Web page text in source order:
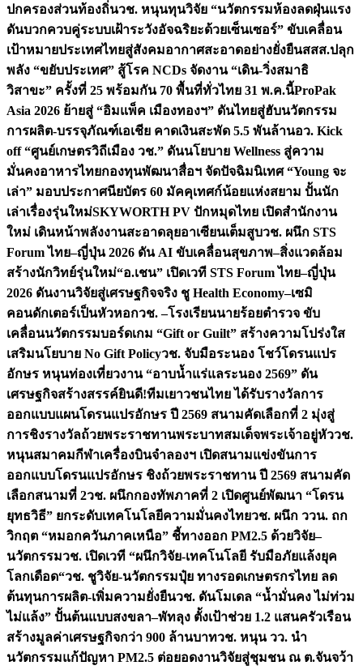
ปกครองส่วนท้องถิ่นวช. หนุนทุนวิจัย “นวัตกรรมห้องลดฝุ่นแรง
ดันบวกควบคู่ระบบเฝ้าระวังอัจฉริยะด้วยเซ็นเซอร์” ขับเคลื่อน
เป้าหมายประเทศไทยสู่สังคมอากาศสะอาดอย่างยั่งยืนสสส.ปลุก
พลัง “ขยับประเทศ” สู้โรค NCDs จัดงาน “เดิน-วิ่งสมาธิ
วิสาขะ” ครั้งที่ 25 พร้อมกัน 70 พื้นที่ทั่วไทย 31 พ.ค.นี้ProPak
Asia 2026 ย้ายสู่ “อิมแพ็ค เมืองทองฯ” ดันไทยสู่ฮับนวัตกรรม
การผลิต-บรรจุภัณฑ์เอเชีย คาดเงินสะพัด 5.5 พันล้านอว. Kick
off “ศูนย์เกษตรวิถีเมือง วช.” ดันนโยบาย Wellness สู่ความ
มั่นคงอาหารไทยกองทุนพัฒนาสื่อฯ จัดปัจฉิมนิเทศ “Young จะ
เล่า” มอบประกาศนียบัตร 60 มัคคุเทศก์น้อยแห่งสยาม ปั้นนัก
เล่าเรื่องรุ่นใหม่SKYWORTH PV ปักหมุดไทย เปิดสำนักงาน
ใหม่ เดินหน้าพลังงานสะอาดลุยอาเซียนเต็มสูบวช. ผนึก STS
Forum ไทย–ญี่ปุ่น 2026 ดัน AI ขับเคลื่อนสุขภาพ–สิ่งแวดล้อม
สร้างนักวิทย์รุ่นใหม่“อ.เชน” เปิดเวที STS Forum ไทย–ญี่ปุ่น
2026 ดันงานวิจัยสู่เศรษฐกิจจริง ชู Health Economy–เซมิ
คอนดักเตอร์เป็นหัวหอกวช. –โรงเรียนนายร้อยตำรวจ ขับ
เคลื่อนนวัตกรรมบอร์ดเกม “Gift or Guilt” สร้างความโปร่งใส
เสริมนโยบาย No Gift Policyวช. จับมือระนอง โชว์โดรนแปร
อักษร หนุนท่องเที่ยวงาน “อาบน้ำแร่แลระนอง 2569” ดัน
เศรษฐกิจสร้างสรรค์ยินดี!ทีมเยาวชนไทย ได้รับรางวัลการ
ออกแบบแผนโดรนแปรอักษร ปี 2569 สนามคัดเลือกที่ 2 มุ่งสู่
การชิงรางวัลถ้วยพระราชทานพระบาทสมเด็จพระเจ้าอยู่หัววช.
หนุนสมาคมกีฬาเครื่องบินจำลองฯ เปิดสนามแข่งขันการ
ออกแบบโดรนแปรอักษร ชิงถ้วยพระราชทาน ปี 2569 สนามคัด
เลือกสนามที่ 2วช. ผนึกกองทัพภาคที่ 2 เปิดศูนย์พัฒนา “โดรน
ยุทธวิธี” ยกระดับเทคโนโลยีความมั่นคงไทยวช. ผนึก ววน. ถก
วิกฤต “หมอกควันภาคเหนือ” ชี้ทางออก PM2.5 ด้วยวิจัย–
นวัตกรรมวช. เปิดเวที “ผนึกวิจัย-เทคโนโลยี รับมือภัยแล้งยุค
โลกเดือด“วช. ชูวิจัย-นวัตกรรมปุ๋ย ทางรอดเกษตรกรไทย ลด
ต้นทุนการผลิต-เพิ่มความยั่งยืนวช. ดันโมเดล “น้ำมั่นคง ไม่ท่วม
ไม่แล้ง” ปั้นต้นแบบสงขลา–พัทลุง ตั้งเป้าช่วย 1.2 แสนครัวเรือน
สร้างมูลค่าเศรษฐกิจกว่า 900 ล้านบาทวช. หนุน วว. นำ
นวัตกรรมแก้ปัญหา PM2.5 ต่อยอดงานวิจัยสู่ชุมชน ณ ต.จันจว้า